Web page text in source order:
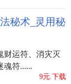
秘术_灵用秘
财运符、消灾灭
魂符......
9元.下载